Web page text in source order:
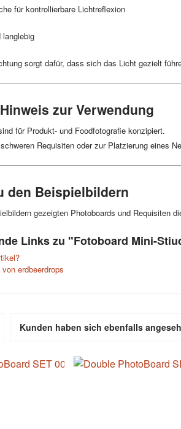
für kontrollierbare Lichtreflexion
sorgt dafür, dass sich das Licht gezielt
zur Verwendung
für Produkt- und Foodfotografie konzipiert.
Requisiten oder zur Platzierung eines
den Beispielbildern
gezeigten Photoboards und Requisiten
Links zu "Fotoboard Mini-
erdbeerdrops
Kunden haben sich ebenfalls